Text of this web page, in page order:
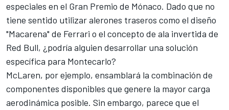
especiales en el Gran Premio de Mónaco. Dado que no
tiene sentido utilizar alerones traseros como el diseño
"Macarena" de Ferrari o el concepto de ala invertida de
Red Bull, ¿podría alguien desarrollar una solución
específica para Montecarlo?
McLaren, por ejemplo, ensamblará la combinación de
componentes disponibles que genere la mayor carga
aerodinámica posible. Sin embargo, parece que el